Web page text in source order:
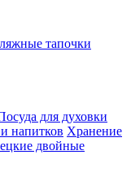
тапочки
для духовки
напитков Хранение
двойные